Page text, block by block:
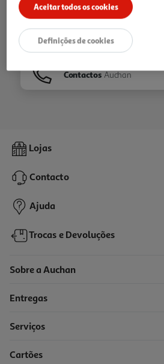
Folhetos
Contactos Auchan
Lojas
Contacto
Ajuda
Trocas e Devoluções
Sobre a Auchan
Entregas
Serviços
Cartões
Aceitar todos os cookies
Definições de cookies